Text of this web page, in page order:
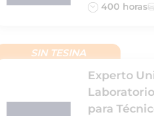
400 horas
SIN TESINA
Experto
para